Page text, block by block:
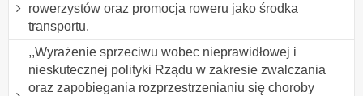
rowerzystów oraz promocja roweru jako środka
transportu.
,,Wyrażenie sprzeciwu wobec nieprawidłowej i
nieskutecznej polityki Rządu w zakresie zwalczania
oraz zapobiegania rozprzestrzenianiu się choroby